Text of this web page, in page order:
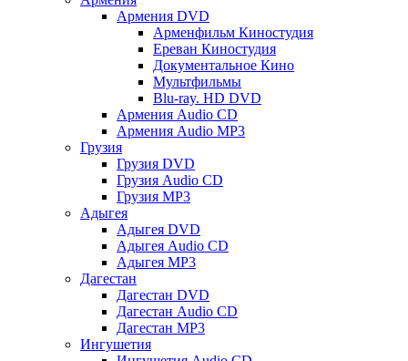
Армения DVD
Арменфильм Киностудия
Ереван Киностудия
Документальное Кино
Мультфильмы
Blu-ray. HD DVD
Армения Audio CD
Армения Audio MP3
Грузия
Грузия DVD
Грузия Audio CD
Грузия MP3
Адыгея
Адыгея DVD
Адыгея Audio CD
Адыгея MP3
Дагестан
Дагестан DVD
Дагестан Audio CD
Дагестан MP3
Ингушетия